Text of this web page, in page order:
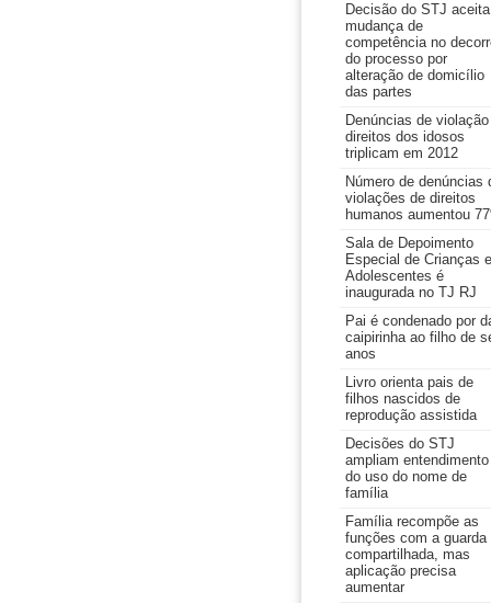
Decisão do STJ aceita
mudança de
competência no
do processo por
alteração de domicílio
das partes
Denúncias de
direitos dos idosos
triplicam em 2012
Número de denúncias
violações de direitos
humanos aumentou
Sala de Depoimento
Especial de Crianças e
Adolescentes é
inaugurada no TJ RJ
Pai é condenado por
caipirinha ao filho de
anos
Livro orienta pais de
filhos nascidos de
reprodução assistida
Decisões do STJ
ampliam entendimento
do uso do nome de
família
Família recompõe as
funções com a guarda
compartilhada, mas
aplicação precisa
aumentar